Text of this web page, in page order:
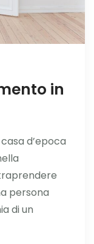
in
d’epoca
persona
di un